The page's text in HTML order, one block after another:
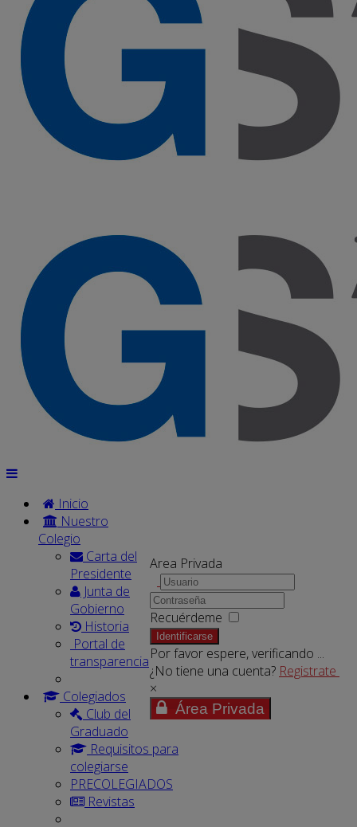
Area Privada
Recuérdeme
Identificarse
Por favor espere, verificando ...
¿No tiene una cuenta? Registrate
×
Área Privada
Inicio
Nuestro
Colegio
Carta del
Presidente
Junta de
Gobierno
Historia
Portal de
transparencia
Colegiados
Club del
Graduado
Requisitos para
colegiarse
PRECOLEGIADOS
Revistas